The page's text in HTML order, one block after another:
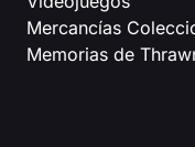
Mercancías
Memorias de